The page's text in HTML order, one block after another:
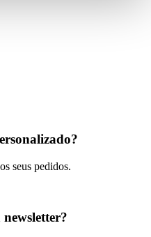
seus pedidos.
newsletter?